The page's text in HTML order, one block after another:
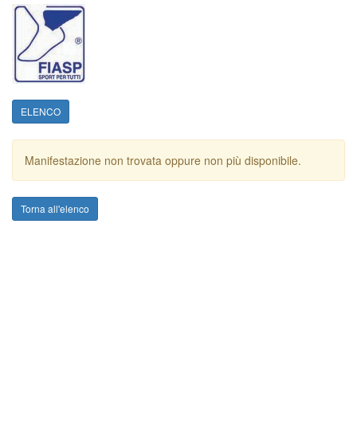
ELENCO
Manifestazione non trovata oppure non più disponibile.
Torna all'elenco